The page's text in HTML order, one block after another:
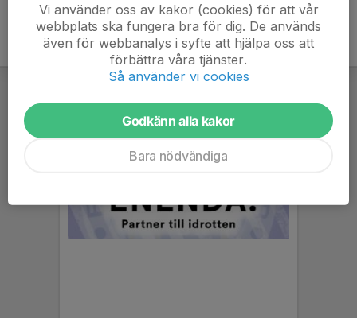
Vi använder oss av kakor (cookies) för att vår
webbplats ska fungera bra för dig. De används
även för webbanalys i syfte att hjälpa oss att
förbättra våra tjänster.
Så använder vi cookies
Godkänn alla kakor
Bara nödvändiga